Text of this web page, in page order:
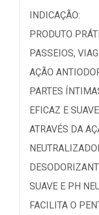
INDICAÇÃO:
PRODUTO
PASSEIOS,
AÇÃO
PARTES
EFICAZ E
ATRAVÉS DA
SUAVE E PH
FACILITA O